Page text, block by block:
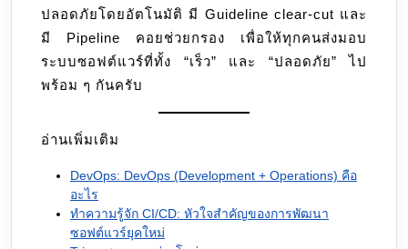
ปลอดภัยโดยอัตโนมัติ มี Guideline clear-cut และ
มี Pipeline คอยช่วยกรอง เพื่อให้ทุกคนส่งมอบ
ระบบซอฟต์แวร์ที่ทั้ง “เร็ว” และ “ปลอดภัย” ไป
พร้อม ๆ กันครับ
อ่านเพิ่มเติม
DevOps: DevOps (Development + Operations) คือ
อะไร
ทำความรู้จัก CI/CD: หัวใจสำคัญของการพัฒนา
ซอฟต์แวร์ยุคใหม่